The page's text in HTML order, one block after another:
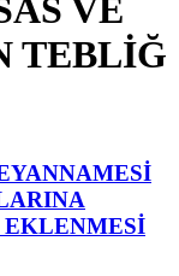
VE
TEBLİĞ